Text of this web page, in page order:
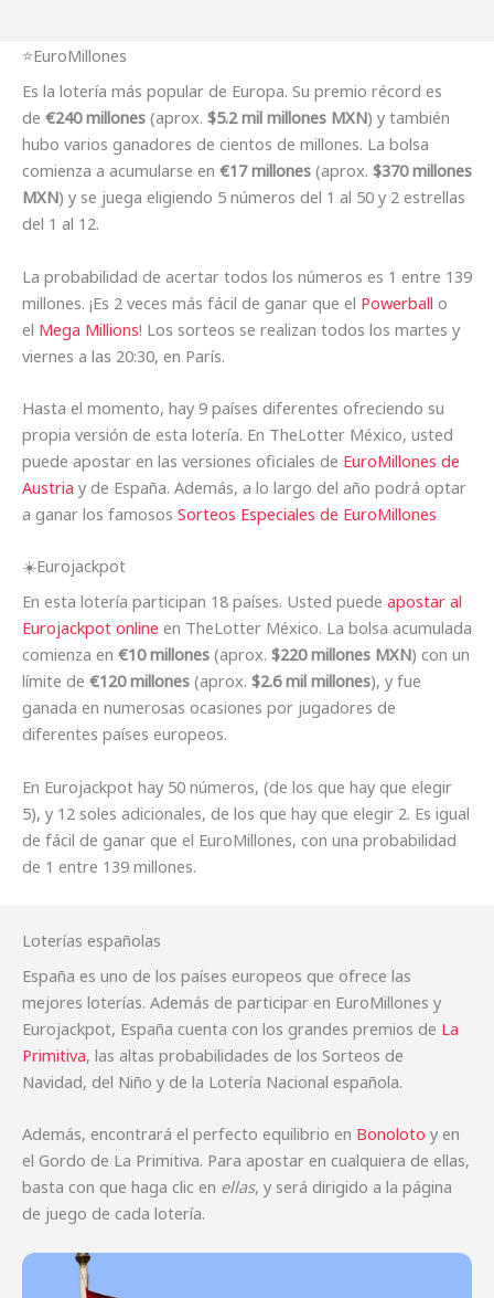
⭐️EuroMillones
Es la lotería más popular de Europa. Su premio récord es
de €240 millones (aprox. $5.2 mil millones MXN) y también
hubo varios ganadores de cientos de millones. La bolsa
comienza a acumularse en €17 millones (aprox. $370 millones
MXN) y se juega eligiendo 5 números del 1 al 50 y 2 estrellas
del 1 al 12.
La probabilidad de acertar todos los números es 1 entre 139
millones. ¡Es 2 veces más fácil de ganar que el Powerball o
el Mega Millions! Los sorteos se realizan todos los martes y
viernes a las 20:30, en París.
Hasta el momento, hay 9 países diferentes ofreciendo su
propia versión de esta lotería. En TheLotter México, usted
puede apostar en las versiones oficiales de EuroMillones de
Austria y de España. Además, a lo largo del año podrá optar
a ganar los famosos Sorteos Especiales de EuroMillones
☀️Eurojackpot
En esta lotería participan 18 países. Usted puede apostar al
Eurojackpot online en TheLotter México. La bolsa acumulada
comienza en €10 millones (aprox. $220 millones MXN) con un
límite de €120 millones (aprox. $2.6 mil millones), y fue
ganada en numerosas ocasiones por jugadores de
diferentes países europeos.
En Eurojackpot hay 50 números, (de los que hay que elegir
5), y 12 soles adicionales, de los que hay que elegir 2. Es igual
de fácil de ganar que el EuroMillones, con una probabilidad
de 1 entre 139 millones.
Loterías españolas
España es uno de los países europeos que ofrece las
mejores loterías. Además de participar en EuroMillones y
Eurojackpot, España cuenta con los grandes premios de La
Primitiva, las altas probabilidades de los Sorteos de
Navidad, del Niño y de la Lotería Nacional española.
Además, encontrará el perfecto equilibrio en Bonoloto y en
el Gordo de La Primitiva. Para apostar en cualquiera de ellas,
basta con que haga clic en ellas, y será dirigido a la página
de juego de cada lotería.